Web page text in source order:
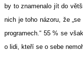
by to znamenalo jít do
nich je toho názoru, že
programech.“ 55 % se
o lidi, kteří se o sebe